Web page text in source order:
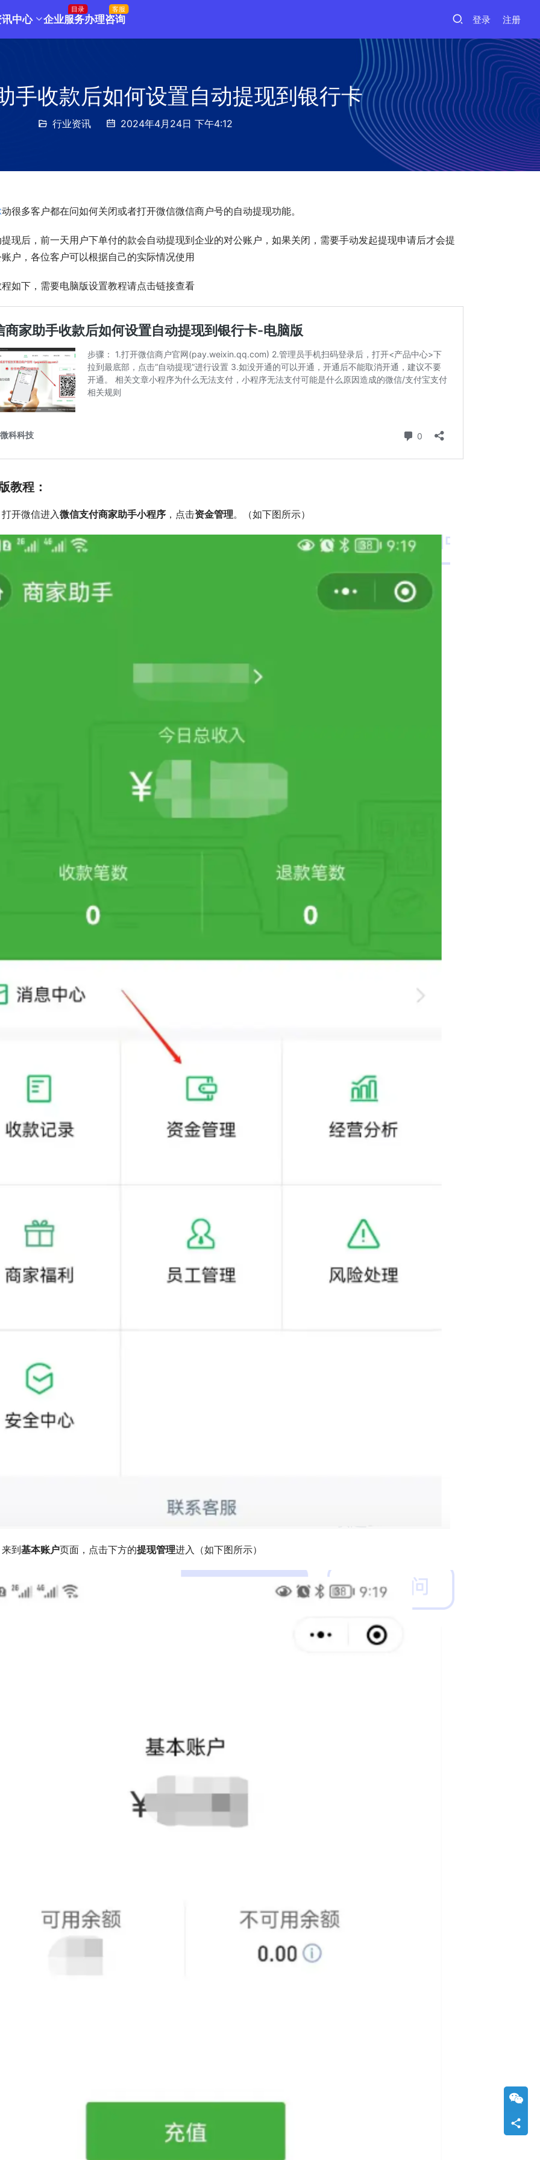
中心 企业服务
目录
办理咨询
客服
登录 注册
手收款后如何设置自动提现到银行卡
行业资讯 2024年4月24日 下午4:12
动很多客户都在问如何关闭或者打开微信微信商户号的自动提现功能。
现后，前一天用户下单付的款会自动提现到企业的对公账户，如果关闭，需要手动发起提现申请后才会提
户，各位客户可以根据自己的实际情况使用
如下，需要电脑版设置教程请点击链接查看
教程：
开微信进入微信支付商家助手小程序 ，点击资金管理。（如下图所示）
到基本账户页面，点击下方的提现管理进入（如下图所示）